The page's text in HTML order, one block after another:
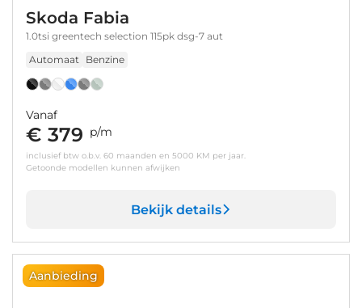
Skoda Fabia
1.0tsi greentech selection 115pk dsg-7 aut
Automaat Benzine
Vanaf
€ 379 p/m
inclusief btw o.b.v. 60 maanden en 5000 KM per jaar.
Getoonde modellen kunnen afwijken
Bekijk details
Aanbieding